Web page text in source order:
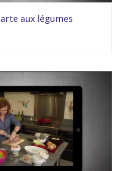
aux légumes